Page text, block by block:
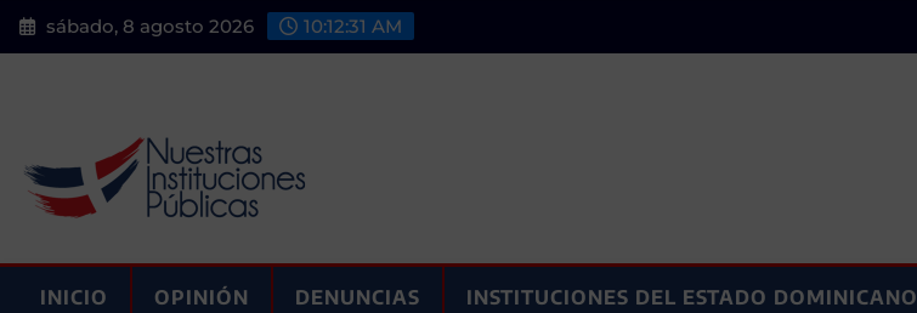
Saltar
al
sábado, 8 agosto 2026 10:12:33 AM
INICIO OPINIÓN DENUNCIAS INSTITUCIONES DEL ESTADO DOMINICANO